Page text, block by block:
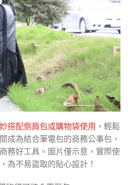
搭配側肩包或購物袋使用 ，輕鬆
成為結合筆電包的商務公事包，
務好工具。圖片僅示意，實際使
為不易盜取的貼心設計！